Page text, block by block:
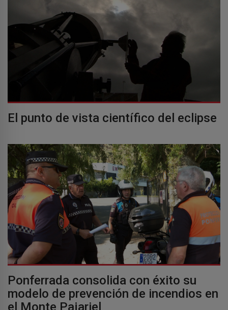
El punto de vista científico del eclipse
Ponferrada consolida con éxito su
modelo de prevención de incendios en
el Monte Pajariel